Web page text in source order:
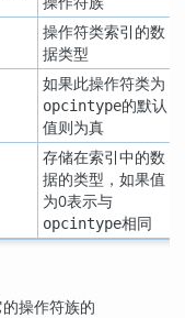
操作符类索引的数
据类型
如果此操作符类为
opcintype的默认
值则为真
存储在索引中的数
据的类型，如果值
为0表示与
opcintype相同
操作符族的